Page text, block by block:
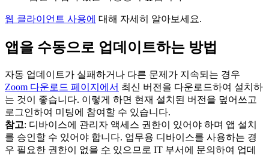
웹 클라이언트 사용에 대해 자세히 알아보세요.
앱을 수동으로 업데이트하는 방법
자동 업데이트가 실패하거나 다른 문제가 지속되는 경우
Zoom 다운로드 페이지에서 최신 버전을 다운로드하여 설치하
는 것이 좋습니다. 이렇게 하면 현재 설치된 버전을 덮어쓰고
로그인하여 미팅에 참여할 수 있습니다.
참고: 디바이스에 관리자 액세스 권한이 있어야 하며 앱 설치
를 승인할 수 있어야 합니다. 업무용 디바이스를 사용하는 경
우 필요한 권한이 없을 수 있으므로 IT 부서에 문의하여 업데